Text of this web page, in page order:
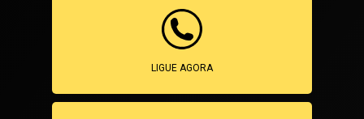
LIGUE AGORA